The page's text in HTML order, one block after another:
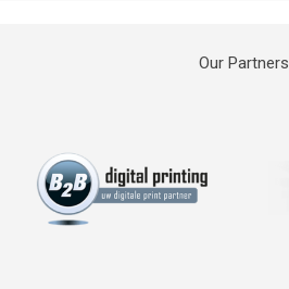
Our Partners